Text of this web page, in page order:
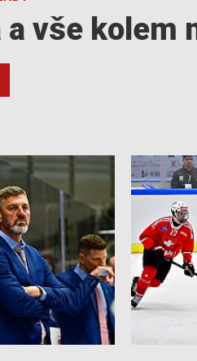
vše kolem